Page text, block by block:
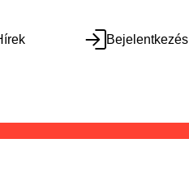
Bejelentkezés